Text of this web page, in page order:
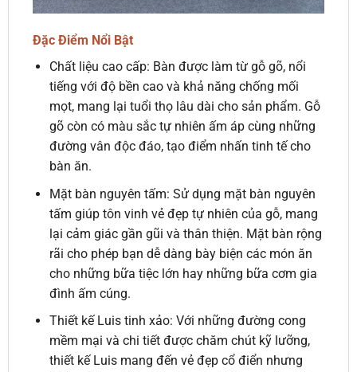
Đặc Điểm Nổi Bật
Chất liệu cao cấp: Bàn được làm từ gỗ gõ, nổi
tiếng với độ bền cao và khả năng chống mối
mọt, mang lại tuổi thọ lâu dài cho sản phẩm. Gỗ
gõ còn có màu sắc tự nhiên ấm áp cùng những
đường vân độc đáo, tạo điểm nhấn tinh tế cho
bàn ăn.
Mặt bàn nguyên tấm: Sử dụng mặt bàn nguyên
tấm giúp tôn vinh vẻ đẹp tự nhiên của gỗ, mang
lại cảm giác gần gũi và thân thiện. Mặt bàn rộng
rãi cho phép bạn dễ dàng bày biện các món ăn
cho những bữa tiệc lớn hay những bữa cơm gia
đình ấm cúng.
Thiết kế Luis tinh xảo: Với những đường cong
mềm mại và chi tiết được chăm chút kỹ lưỡng,
thiết kế Luis mang đến vẻ đẹp cổ điển nhưng